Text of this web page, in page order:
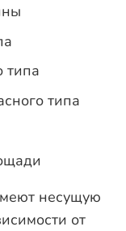
типа
типа
несущую
от